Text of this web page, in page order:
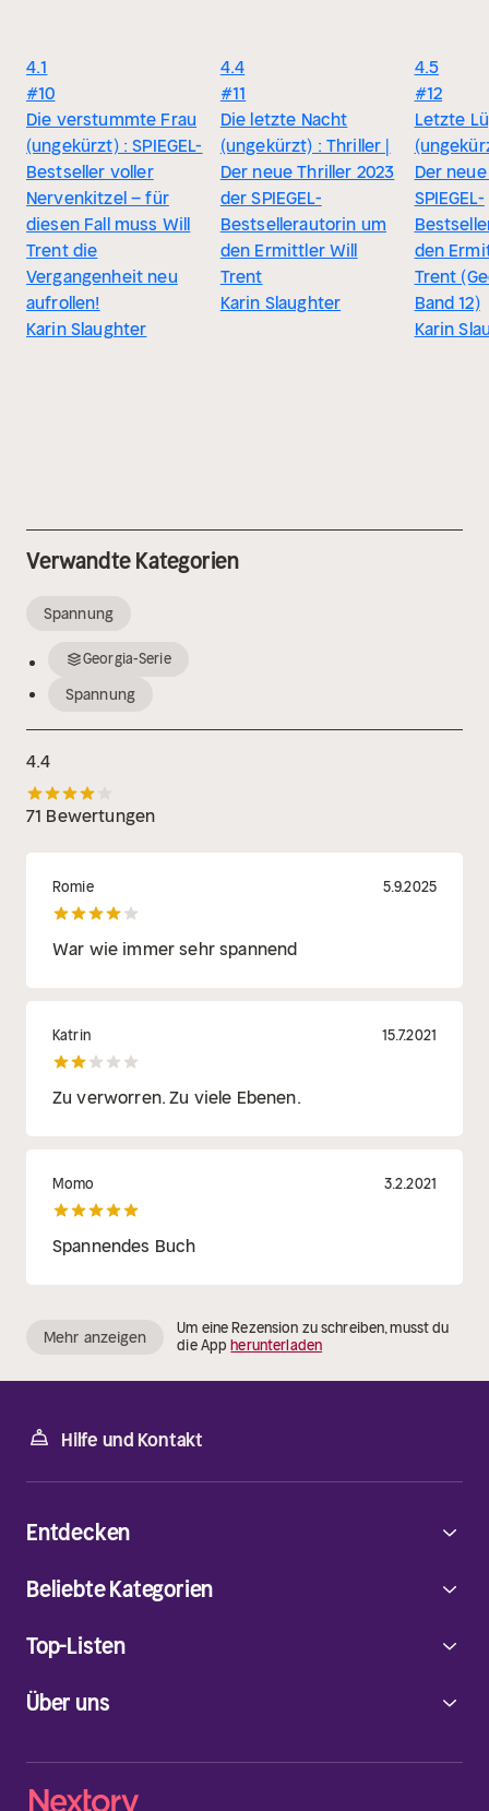
4.1
#10
Die verstummte Frau
(ungekürzt) : SPIEGEL-
Bestseller voller
Nervenkitzel – für
diesen Fall muss Will
Trent die
Vergangenheit neu
aufrollen!
Karin Slaughter
4.4
#11
Die letzte Nacht
(ungekürzt) : Thriller |
Der neue Thriller 2023
der SPIEGEL-
Bestsellerautorin um
den Ermittler Will
Trent
Karin Slaughter
4.5
#12
Letzte
Der
SPIEGEL-
den
Trent
Band 12)
Karin
Verwandte Kategorien
Spannung
Georgia-Serie
Spannung
4.4
71 Bewertungen
Romie 5.9.2025
War wie immer sehr spannend
Katrin 15.7.2021
Zu verworren. Zu viele Ebenen.
Momo 3.2.2021
Spannendes Buch
Mehr anzeigen
Um eine Rezension zu schreiben, musst du
die Appherunterladen
Hilfe und Kontakt
Über uns
Entdecken
Beliebte Kategorien
Top-Listen